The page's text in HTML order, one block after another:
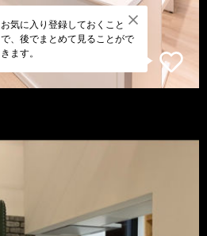
お気に入り登録しておくこと
で、後でまとめて見ることがで
きます。